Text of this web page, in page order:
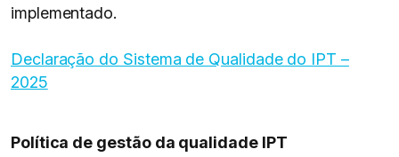
implementado.
Declaração do Sistema de Qualidade do IPT –
2025
Política de gestão da qualidade IPT